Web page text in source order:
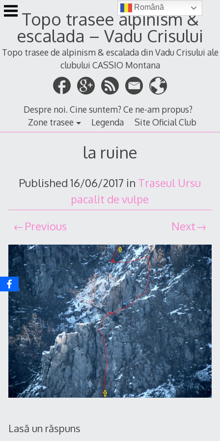
Skip
to
Topo trasee alpinism &
escalada – Vadu Crisului
Topo trasee de alpinism & escalada din Vadu Crisului ale
clubului CASSIO Montana
Despre noi. Cine suntem? Ce ne-am propus?
Zone trasee
Legenda Site Oficial Club
la ruine
Published16/06/2017 in Traseul Ursu
pacalit de vulpe
Previous
Next
Lasă un răspuns
Română